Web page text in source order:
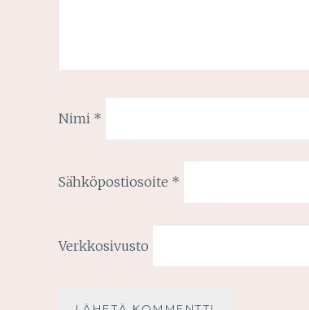
Nimi *
Sähköpostiosoite *
Verkkosivusto